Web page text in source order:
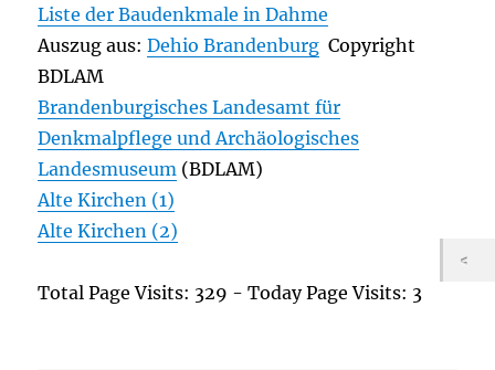
Liste der Baudenkmale in Dahme
Auszug aus:Dehio Brandenburg Copyright
BDLAM
Brandenburgisches Landesamt für
Denkmalpflege und Archäologisches
Landesmuseum (BDLAM)
Alte Kirchen (1)
Alte Kirchen (2)
Total Page Visits: 329 - Today Page Visits: 3